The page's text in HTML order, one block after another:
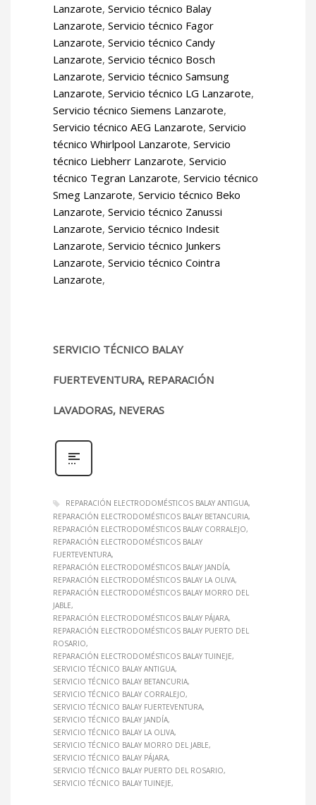
Lanzarote, Servicio técnico Balay
Lanzarote, Servicio técnico Fagor
Lanzarote, Servicio técnico Candy
Lanzarote, Servicio técnico Bosch
Lanzarote, Servicio técnico Samsung
Lanzarote, Servicio técnico LG Lanzarote,
Servicio técnico Siemens Lanzarote,
Servicio técnico AEG Lanzarote, Servicio
técnico Whirlpool Lanzarote, Servicio
técnico Liebherr Lanzarote, Servicio
técnico Tegran Lanzarote, Servicio técnico
Smeg Lanzarote, Servicio técnico Beko
Lanzarote, Servicio técnico Zanussi
Lanzarote, Servicio técnico Indesit
Lanzarote, Servicio técnico Junkers
Lanzarote, Servicio técnico Cointra
Lanzarote,
SERVICIO TÉCNICO BALAY
FUERTEVENTURA, REPARACIÓN
LAVADORAS, NEVERAS
REPARACIÓN ELECTRODOMÉSTICOS BALAY ANTIGUA
REPARACIÓN ELECTRODOMÉSTICOS BALAY BETANCURIA
REPARACIÓN ELECTRODOMÉSTICOS BALAY CORRALEJO
REPARACIÓN ELECTRODOMÉSTICOS BALAY
FUERTEVENTURA
REPARACIÓN ELECTRODOMÉSTICOS BALAY JANDÍA
REPARACIÓN ELECTRODOMÉSTICOS BALAY LA OLIVA
REPARACIÓN ELECTRODOMÉSTICOS BALAY MORRO DEL
JABLE
REPARACIÓN ELECTRODOMÉSTICOS BALAY PÁJARA
REPARACIÓN ELECTRODOMÉSTICOS BALAY PUERTO DEL
ROSARIO
REPARACIÓN ELECTRODOMÉSTICOS BALAY TUINEJE
SERVICIO TÉCNICO BALAY ANTIGUA
SERVICIO TÉCNICO BALAY BETANCURIA
SERVICIO TÉCNICO BALAY CORRALEJO
SERVICIO TÉCNICO BALAY FUERTEVENTURA
SERVICIO TÉCNICO BALAY JANDÍA
SERVICIO TÉCNICO BALAY LA OLIVA
SERVICIO TÉCNICO BALAY MORRO DEL JABLE
SERVICIO TÉCNICO BALAY PÁJARA
SERVICIO TÉCNICO BALAY PUERTO DEL ROSARIO
SERVICIO TÉCNICO BALAY TUINEJE